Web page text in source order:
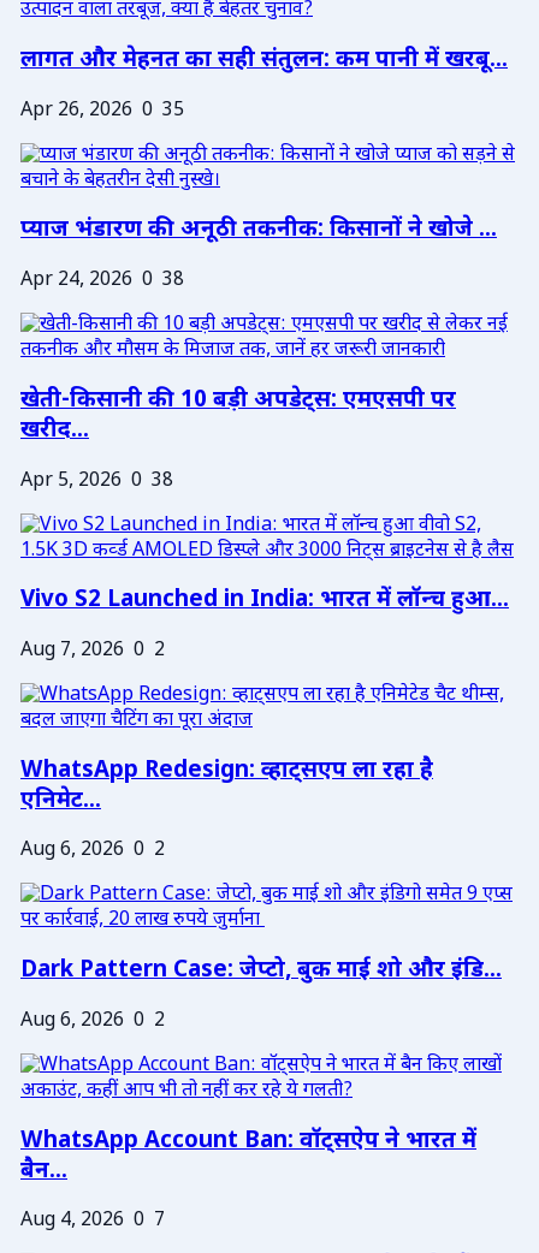
लागत और मेहनत का सही संतुलन: कम पानी में खरबू...
Apr 26, 2026 0 35
प्याज भंडारण की अनूठी तकनीक: किसानों ने खोजे ...
Apr 24, 2026 0 38
खेती-किसानी की 10 बड़ी अपडेट्स: एमएसपी पर
खरीद...
Apr 5, 2026 0 38
Vivo S2 Launched in India: भारत में लॉन्च हुआ...
Aug 7, 2026 0 2
WhatsApp Redesign: व्हाट्सएप ला रहा है
एनिमेट...
Aug 6, 2026 0 2
Dark Pattern Case: जेप्टो, बुक माई शो और इंडि...
Aug 6, 2026 0 2
WhatsApp Account Ban: वॉट्सऐप ने भारत में
बैन...
Aug 4, 2026 0 7